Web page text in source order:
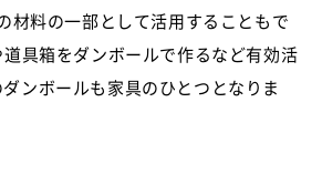
材料の一部として活用することもで
具箱をダンボールで作るなど有効活
ンボールも家具のひとつとなりま